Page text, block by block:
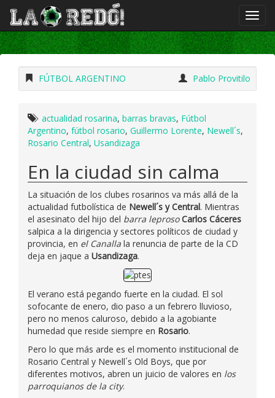
FÚTBOL ARGENTINO Pablo Provitilo
actualidad rosarina, barras bravas, Fútbol
Argentino, fútbol rosario, Guillermo Lorente, Newell´s,
Rosario Central, Usandizaga
En la ciudad sin calma
La situación de los clubes rosarinos va más allá de la
actualidad futbolística de Newell´s y Central. Mientras
el asesinato del hijo del barra leproso Carlos Cáceres
salpica a la dirigencia y sectores políticos de ciudad y
provincia, en el Canalla la renuncia de parte de la CD
deja en jaque a Usandizaga.
El verano está pegando fuerte en la ciudad. El sol
sofocante de enero, dio paso a un febrero lluvioso,
pero no menos caluroso, debido a la agobiante
humedad que reside siempre en Rosario.
Pero lo que más arde es el momento institucional de
Rosario Central y Newell´s Old Boys, que por
diferentes motivos, abren un juicio de valores en los
parroquianos de la city.